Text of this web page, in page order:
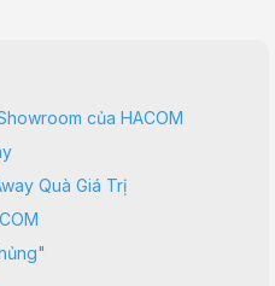
của HACOM
Quà Giá Trị